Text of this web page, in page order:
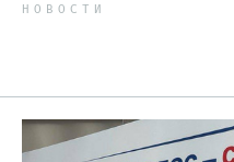
НОВОСТИ